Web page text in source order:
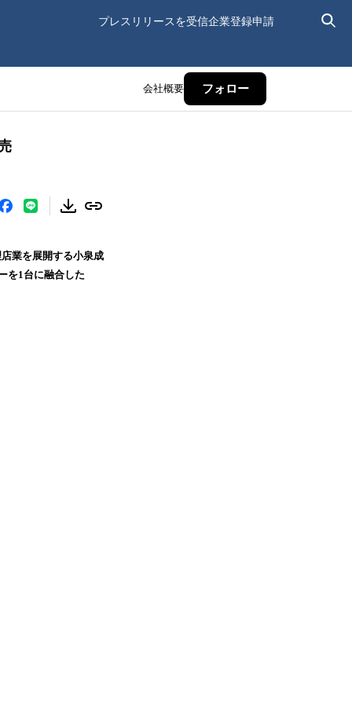
プレスリリースを受信企業登録申請
会社概要 フォロー
業を展開する小泉成
を1台に融合した